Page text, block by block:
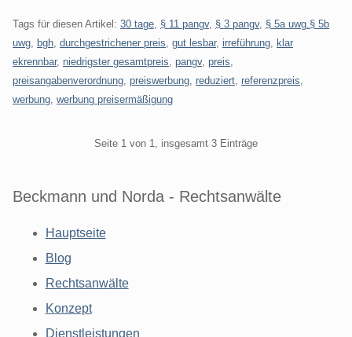
Tags für diesen Artikel: 30 tage § 11 pangv, § 3 pangv, § 5a uwg.§ 5b
uwg
bgh durchgestrichener preis gut lesbar, irreführung
klar
ekrennbar, niedrigster gesamtpreis pangv, preis
preisangabenverordnung preiswerbung reduziert referenzpreis
werbung werbung preisermäßigung
Seite 1 von 1, insgesamt 3 Einträge
Beckmann und Norda - Rechtsanwälte
Hauptseite
Blog
Rechtsanwälte
Konzept
Dienstleistungen